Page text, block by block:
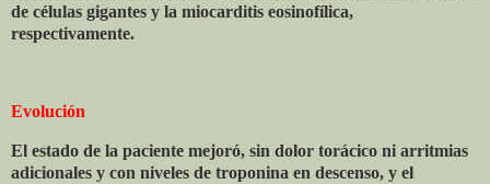
de células gigantes y la miocarditis eosinofílica,
respectivamente.
Evolución
El estado de la paciente mejoró, sin dolor torácico ni arritmias
adicionales y con niveles de troponina en descenso, y el